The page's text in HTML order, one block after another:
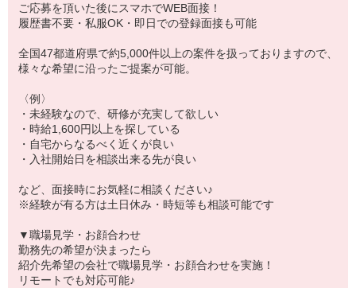
ご応募を頂いた後にスマホでWEB面接！
履歴書不要・私服OK・即日での登録面接も可能
全国47都道府県で約5,000件以上の案件を扱っておりますので、
様々な希望に沿ったご提案が可能。
〈例〉
・未経験なので、研修が充実して欲しい
・時給1,600円以上を探している
・自宅からなるべく近くが良い
・入社開始日を相談出来る先が良い
など、面接時にお気軽に相談ください♪
※経験が有る方は土日休み・時短等も相談可能です
▼職場見学・お顔合わせ
勤務先の希望が決まったら
紹介先希望の会社で職場見学・お顔合わせを実施！
リモートでも対応可能♪